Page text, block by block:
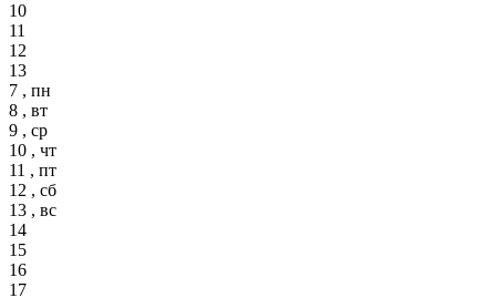
10
11
12
13
7 , пн
8 , вт
9 , ср
10 , чт
11 , пт
12 , сб
13 , вс
14
15
16
17